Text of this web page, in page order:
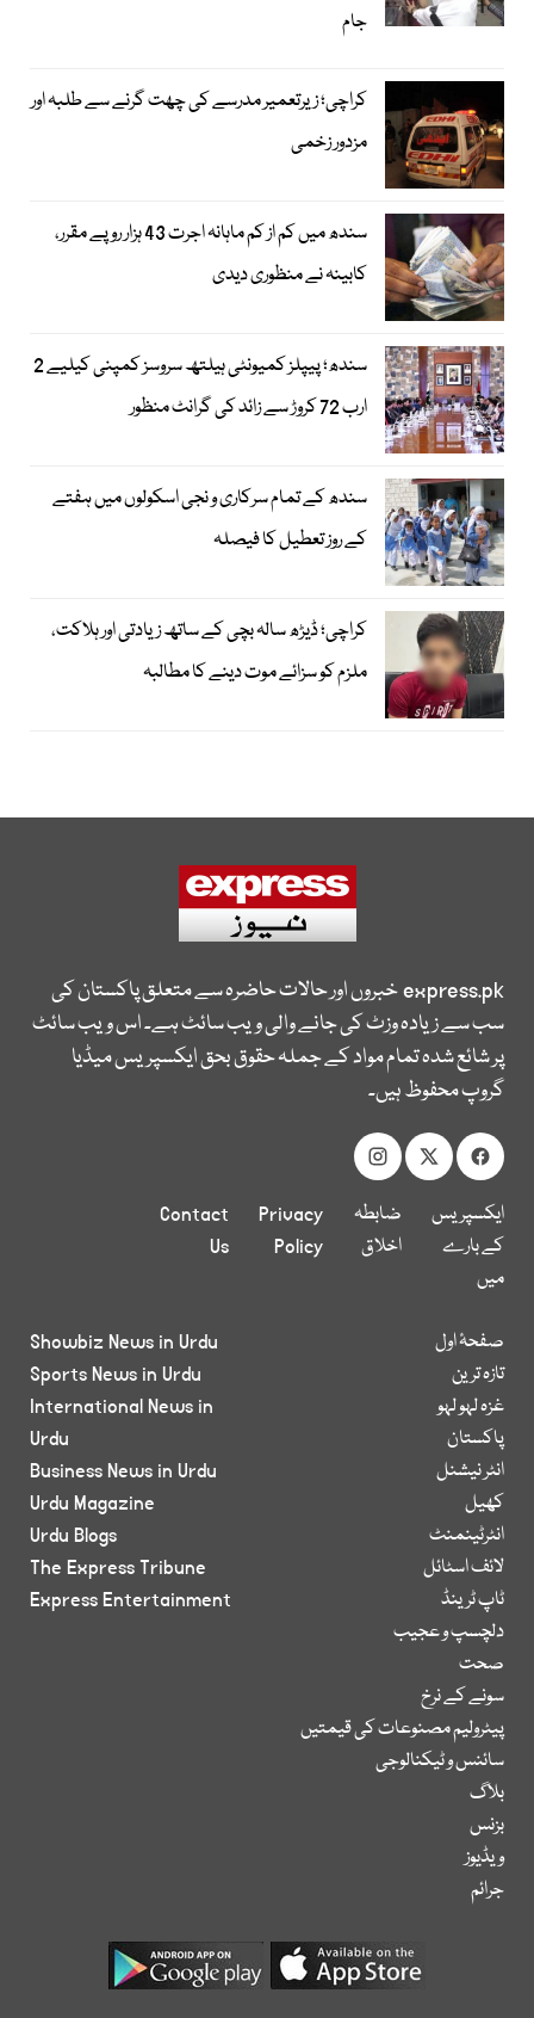
جام
کراچی؛ زیرتعمیر مدرسے کی چھت گرنے سے طلبہ اور
مزدور زخمی
سندھ میں کم از کم ماہانہ اجرت 43 ہزار روپے مقرر،
کابینہ نے منظوری دیدی
سندھ؛ پیپلز کمیونٹی ہیلتھ سروسز کمپنی کیلیے 2
ارب 72 کروڑ سے زائد کی گرانٹ منظور
سندھ کے تمام سرکاری و نجی اسکولوں میں ہفتے
کے روز تعطیل کا فیصلہ
کراچی؛ ڈیڑھ سالہ بچی کے ساتھ زیادتی اور ہلاکت،
ملزم کو سزائے موت دینے کا مطالبہ
express.pkخبروں اور حالات حاضرہ سے متعلق پاکستان کی
سب سے زیادہ وزٹ کی جانے والی ویب سائٹ ہے۔ اس ویب سائٹ
پر شائع شدہ تمام مواد کے جملہ حقوق بحق ایکسپریس میڈیا
گروپ محفوظ ہیں۔
ایکسپریس
کے بارے
میں
ضابطہ
اخلاق
Privacy
Policy
Contact
Us
صفحۂ اول
تازہ ترین
غزہ لہو لہو
پاکستان
انٹر نیشنل
کھیل
انٹرٹینمنٹ
لائف اسٹائل
ٹاپ ٹرینڈ
دلچسپ و عجیب
صحت
سونے کے نرخ
پیٹرولیم مصنوعات کی قیمتیں
سائنس و ٹیکنالوجی
بلاگ
بزنس
ویڈیوز
جرائم
Showbiz News in Urdu
Sports News in Urdu
International News in
Urdu
Business News in Urdu
Urdu Magazine
Urdu Blogs
The Express Tribune
Express Entertainment